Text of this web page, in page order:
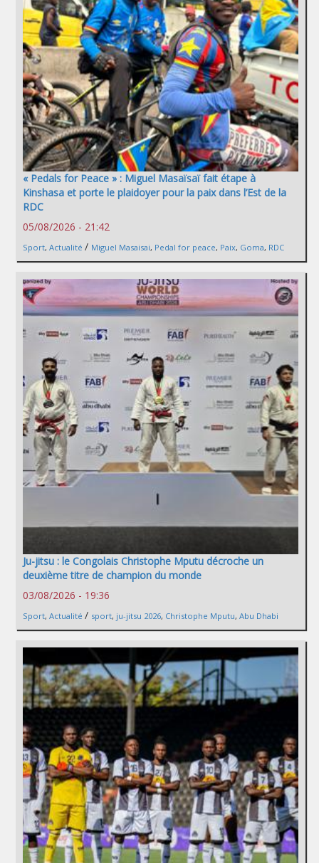
« Pedals for Peace » : Miguel Masaïsaï fait étape à
Kinshasa et porte le plaidoyer pour la paix dans l’Est de la
RDC
05/08/2026 - 21:42
Sport, Actualité / Miguel Masaisai, Pedal for peace, Paix, Goma, RDC
Ju-jitsu : le Congolais Christophe Mputu décroche un
deuxième titre de champion du monde
03/08/2026 - 19:36
Sport, Actualité / sport, ju-jitsu 2026, Christophe Mputu, Abu Dhabi